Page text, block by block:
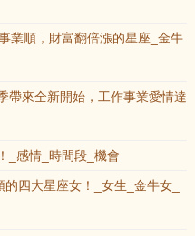
業順，財富翻倍漲的星座_金牛
帶來全新開始，工作事業愛情達
_感情_時間段_機會
四大星座女！_女生_金牛女_